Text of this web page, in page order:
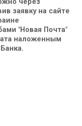
заявку на сайте
"Новая Почта"
наложенным